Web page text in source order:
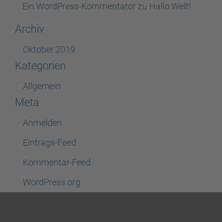
Ein WordPress-Kommentator zu Hallo Welt!
Archiv
Oktober 2019
Kategorien
Allgemein
Meta
Anmelden
Eintrags-Feed
Kommentar-Feed
WordPress.org